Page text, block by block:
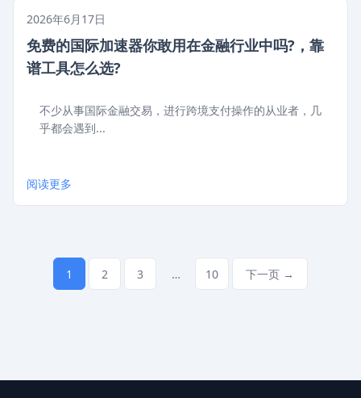
2026年6月17日
免费的国际加速器你敢用在金融行业中吗?，靠
谱工具怎么选?
不少从事国际金融交易，进行跨境支付操作的从业者，几
乎都会遇到...
阅读更多
1 2 3 … 10 下一页 →